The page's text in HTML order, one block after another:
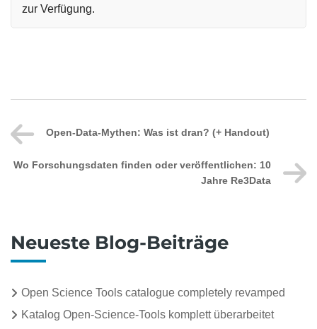
Neueste Blog-Beiträge
Open Science Tools catalogue completely revamped
Katalog Open-Science-Tools komplett überarbeitet
Open-Data-Mythen: Was ist dran? (+ Handout)
Wo Forschungsdaten finden oder veröffentlichen: 10
Jahre Re3Data